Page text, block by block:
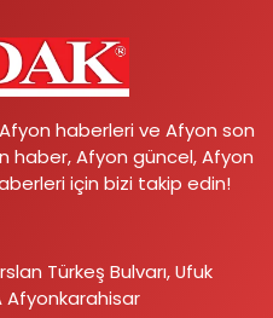
haberleri ve Afyon son
haber, Afyon güncel, Afyon
için bizi takip edin!
Türkeş Bulvarı, Ufuk
Afyonkarahisar